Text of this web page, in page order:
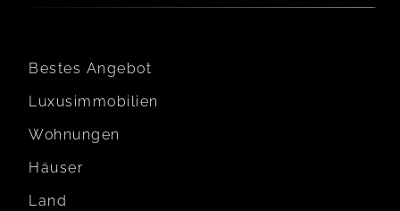
Bestes Angebot
Luxusimmobilien
Wohnungen
Häuser
Land